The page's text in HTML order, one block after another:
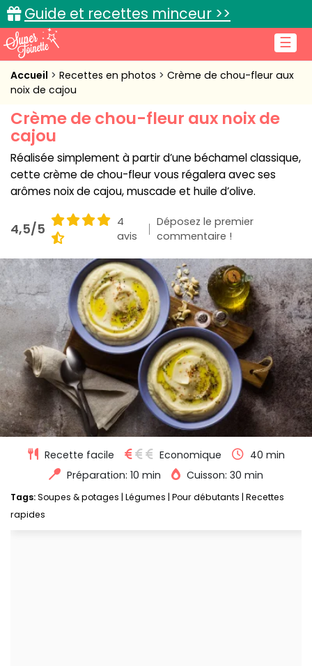
☰
Guide et recettes minceur >>
Accueil
Cuisine pratique
L'actu cuisine
Connexion
Accueil Recettes en photos
Crème de chou-fleur aux
noix de cajou
Crème de chou-fleur aux noix de
cajou
Réalisée simplement à partir d’une béchamel classique,
cette crème de chou-fleur vous régalera avec ses
arômes noix de cajou, muscade et huile d’olive.
4,5/5
4
avis
Déposez le premier
commentaire !
Recette facile Economique
40 min
Préparation: 10 min
Cuisson: 30 min
Tags:Soupes & potages Légumes Pour débutants Recettes
rapides